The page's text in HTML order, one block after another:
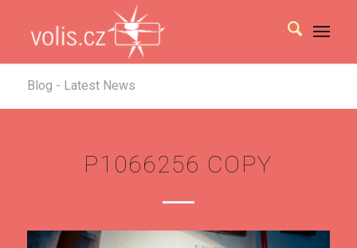
Blog - Latest News
P1066256 COPY